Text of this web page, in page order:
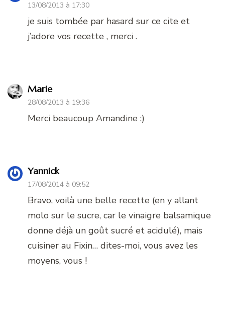
13/08/2013 à 17:30
je suis tombée par hasard sur ce cite et
j’adore vos recette , merci .
Marie
28/08/2013 à 19:36
Merci beaucoup Amandine :)
Yannick
17/08/2014 à 09:52
Bravo, voilà une belle recette (en y allant
molo sur le sucre, car le vinaigre balsamique
donne déjà un goût sucré et acidulé), mais
cuisiner au Fixin… dites-moi, vous avez les
moyens, vous !